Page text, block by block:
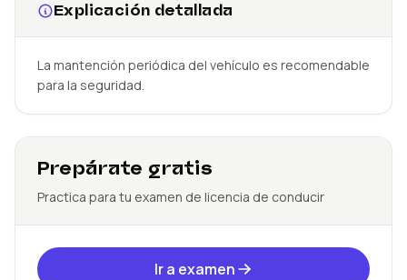
Explicación detallada
La mantención periódica del vehículo es recomendable
para la seguridad.
Prepárate gratis
Practica para tu examen de licencia de conducir
Ir a examen